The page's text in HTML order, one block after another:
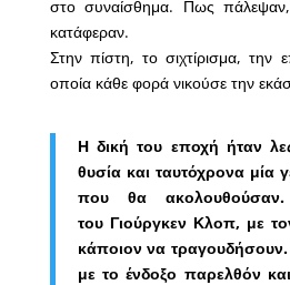
στο συναίσθημα. Πως
κατάφεραν.
Στην πίστη, το σιχτίρισμα, την
οποία κάθε φορά νικούσε την
Η δική του εποχή ήταν
θυσία και ταυτόχρονα μία
που θα
του Γιούργκεν Κλοπ, με
κάποιον να τραγουδήσουν.
με το ένδοξο παρελθόν